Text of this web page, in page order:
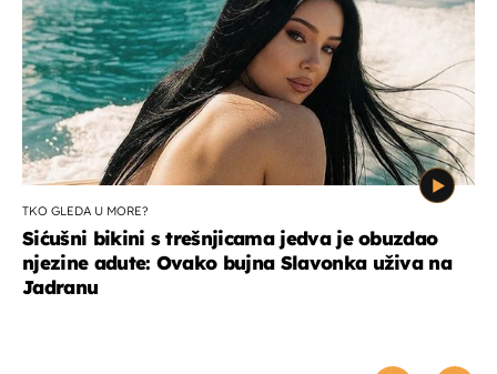
TKO GLEDA U MORE?
Sićušni bikini s trešnjicama jedva je obuzdao
njezine adute: Ovako bujna Slavonka uživa na
Jadranu